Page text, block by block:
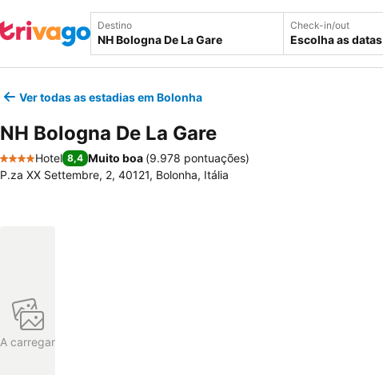
Destino Check-in/out
Escolha as datas
Ver todas as estadias em Bolonha
NH Bologna De La Gare
4 Estrelas
Hotel 8,4 Muito boa (9.978 pontuações)
P.za XX Settembre, 2, 40121, Bolonha, Itália
A carregar